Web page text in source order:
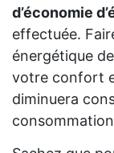
d’économie
effectuée.
énergétique
votre confort
diminuera
consommation